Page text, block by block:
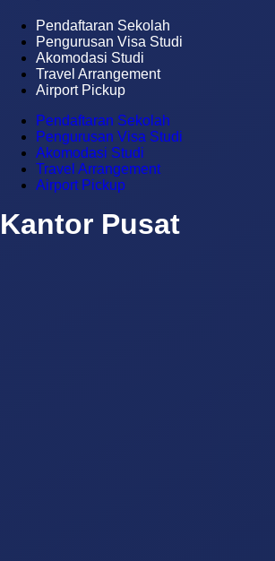
Pendaftaran Sekolah
Pengurusan Visa Studi
Akomodasi Studi
Travel Arrangement
Airport Pickup
Pendaftaran Sekolah
Pengurusan Visa Studi
Akomodasi Studi
Travel Arrangement
Airport Pickup
Kantor Pusat